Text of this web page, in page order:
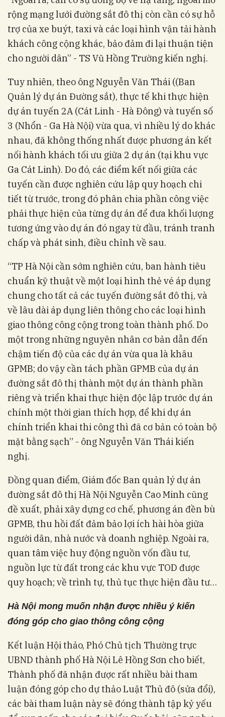
rộng mạng lưới đường sắt đô thị còn cần có sự hỗ
trợ của xe buýt, taxi và các loại hình vận tải hành
khách công cộng khác, bảo đảm đi lại thuận tiện
cho người dân” - TS Vũ Hồng Trường kiến nghị.
Tuy nhiên, theo ông Nguyễn Văn Thái ((Ban
Quản lý dự án Đường sắt), thực tế khi thực hiện
dự án tuyến 2A (Cát Linh - Hà Đông) và tuyến số
3 (Nhổn - Ga Hà Nội) vừa qua, vì nhiều lý do khác
nhau, đã không thống nhất được phương án kết
nối hành khách tối ưu giữa 2 dự án (tại khu vực
Ga Cát Linh). Do đó, các điểm kết nối giữa các
tuyến cần được nghiên cứu lập quy hoạch chi
tiết từ trước, trong đó phân chia phần công việc
phải thực hiện của từng dự án để đưa khối lượng
tương ứng vào dự án đó ngay từ đầu, tránh tranh
chấp và phát sinh, điều chỉnh về sau.
“TP Hà Nội cần sớm nghiên cứu, ban hành tiêu
chuẩn kỹ thuật về một loại hình thẻ vé áp dụng
chung cho tất cả các tuyến đường sắt đô thị, và
về lâu dài áp dụng liên thông cho các loại hình
giao thông công cộng trong toàn thành phố. Do
một trong những nguyên nhân cơ bản dẫn đến
chậm tiến độ của các dự án vừa qua là khâu
GPMB; do vậy cần tách phần GPMB của dự án
đường sắt đô thị thành một dự án thành phần
riêng và triển khai thực hiện độc lập trước dự án
chính một thời gian thích hợp, để khi dự án
chính triển khai thi công thì đã cơ bản có toàn bộ
mặt bằng sạch” - ông Nguyễn Văn Thái kiến
nghị.
Đồng quan điểm, Giám đốc Ban quản lý dự án
đường sắt đô thị Hà Nội Nguyễn Cao Minh cũng
đề xuất, phải xây dựng cơ chế, phương án đền bù
GPMB, thu hồi đất đảm bảo lợi ích hài hòa giữa
người dân, nhà nước và doanh nghiệp. Ngoài ra,
quan tâm việc huy động nguồn vốn đầu tư,
nguồn lực từ đất trong các khu vực TOD được
quy hoạch; về trình tự, thủ tục thực hiện đầu tư…
Hà Nội mong muốn nhận được nhiều ý kiến
đóng góp cho giao thông công cộng
Kết luận Hội thảo, Phó Chủ tịch Thường trực
UBND thành phố Hà Nội Lê Hồng Sơn cho biết,
Thành phố đã nhận được rất nhiều bài tham
luận đóng góp cho dự thảo Luật Thủ đô (sửa đổi),
các bài tham luận này sẽ đóng thành tập kỷ yếu